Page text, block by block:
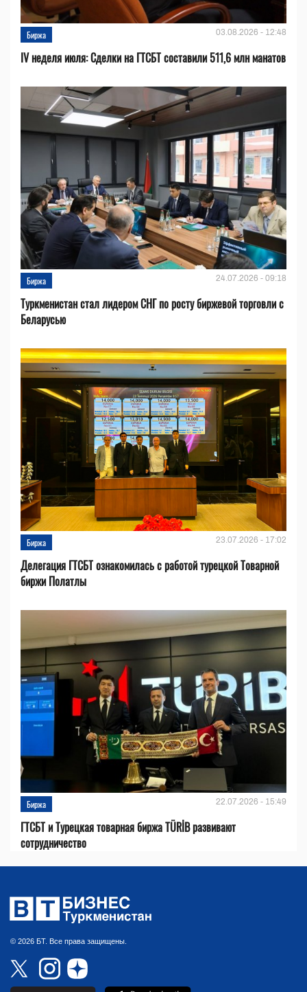
Биржа 03.08.2026 - 12:48
IV неделя июля: Сделки на ГТСБТ составили 511,6 млн манатов
Биржа 24.07.2026 - 09:18
Туркменистан стал лидером СНГ по росту биржевой торговли с
Беларусью
Биржа 23.07.2026 - 17:02
Делегация ГТСБТ ознакомилась с работой турецкой Товарной
биржи Полатлы
Биржа 22.07.2026 - 15:49
ГТСБТ и Турецкая товарная биржа TÜRİB развивают
сотрудничество
© 2026 БТ. Все права защищены.